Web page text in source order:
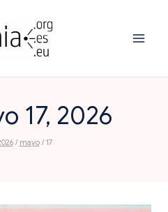
17, 2026
/ mayo / 17